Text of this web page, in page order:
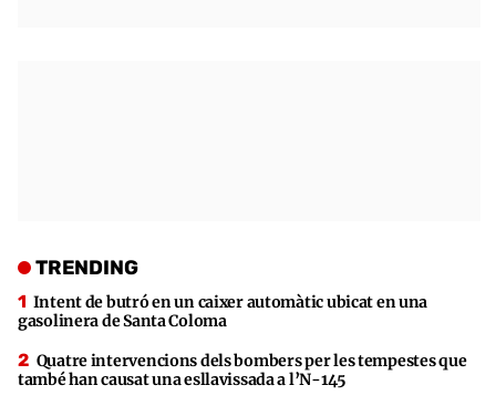
TRENDING
Intent de butró en un caixer automàtic ubicat en una
gasolinera de Santa Coloma
Quatre intervencions dels bombers per les tempestes que
també han causat una esllavissada a l’N-145